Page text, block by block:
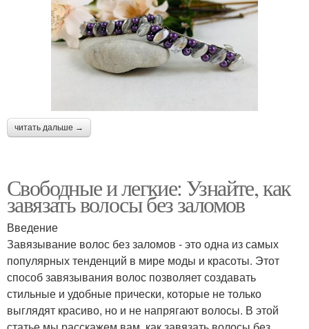
читать дальше →
Свободные и легкие: Узнайте, как
завязать волосы без заломов
Введение
Завязывание волос без заломов - это одна из самых
популярных тенденций в мире моды и красоты. Этот
способ завязывания волос позволяет создавать
стильные и удобные прически, которые не только
выглядят красиво, но и не напрягают волосы. В этой